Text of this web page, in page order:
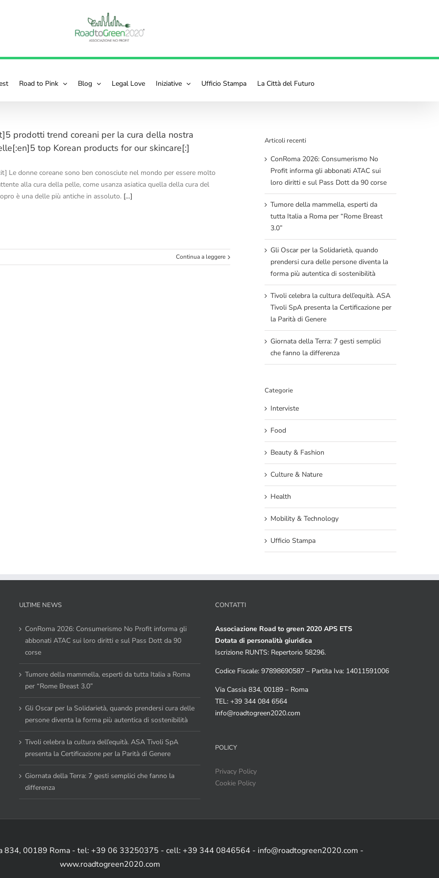
Road to Pink Blog Legal Love Iniziative Ufficio Stampa La Città del Futuro
prodotti trend coreani per la cura della nostra
top Korean products for our skincare[:]
Le donne coreane sono ben conosciute nel mondo per essere molto
alla cura della pelle, come usanza asiatica quella della cura del
è una delle più antiche in assoluto. […]
Continua a leggere
Articoli recenti
ConRoma 2026: Consumerismo No
Profit informa gli abbonati ATAC sui
loro diritti e sul Pass Dott da 90 corse
Tumore della mammella, esperti da
tutta Italia a Roma per “Rome Breast
3.0”
Gli Oscar per la Solidarietà, quando
prendersi cura delle persone diventa la
forma più autentica di sostenibilità
Tivoli celebra la cultura dell’equità. ASA
Tivoli SpA presenta la Certificazione per
la Parità di Genere
Giornata della Terra: 7 gesti semplici
che fanno la differenza
Categorie
Interviste
Food
Beauty & Fashion
Culture & Nature
Health
Mobility & Technology
Ufficio Stampa
ULTIME NEWS
ConRoma 2026: Consumerismo No Profit informa gli
abbonati ATAC sui loro diritti e sul Pass Dott da 90
corse
Tumore della mammella, esperti da tutta Italia a Roma
per “Rome Breast 3.0”
Gli Oscar per la Solidarietà, quando prendersi cura delle
persone diventa la forma più autentica di sostenibilità
Tivoli celebra la cultura dell’equità. ASA Tivoli SpA
presenta la Certificazione per la Parità di Genere
Giornata della Terra: 7 gesti semplici che fanno la
differenza
CONTATTI
Associazione Road to green 2020 APS ETS
Dotata di personalità giuridica
Iscrizione RUNTS: Repertorio 58296.
Codice Fiscale: 97898690587 – Partita Iva: 14011591006
Via Cassia 834, 00189 – Roma
TEL: +39 344 084 6564
info@roadtogreen2020.com
POLICY
Privacy Policy
Cookie Policy
834, 00189 Roma - tel: +39 06 33250375 - cell: +39 344 0846564 - info@roadtogreen2020.com -
www.roadtogreen2020.com